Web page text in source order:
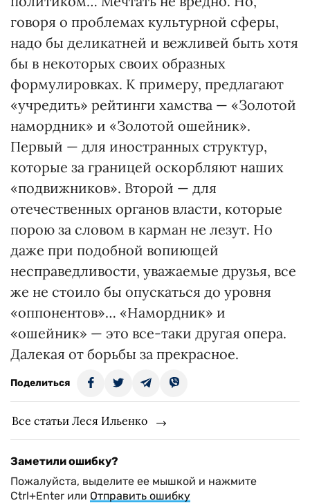
говоря о проблемах культурной сферы,
надо бы деликатней и вежливей быть хотя
бы в некоторых своих образных
формулировках. К примеру, предлагают
«учредить» рейтинги хамства — «Золотой
намордник» и «Золотой ошейник».
Первый — для иностранных структур,
которые за границей оскорбляют наших
«подвижников». Второй — для
отечественных органов власти, которые
порою за словом в карман не лезут. Но
даже при подобной вопиющей
несправедливости, уважаемые друзья, все
же не стоило бы опускаться до уровня
«оппонентов»… «Намордник» и
«ошейник» — это все-таки другая опера.
Далекая от борьбы за прекрасное.
Поделиться
Все статьи Леся Ильенко
Заметили ошибку?
Пожалуйста, выделите ее мышкой и нажмите
Ctrl+Enter или Отправить ошибку